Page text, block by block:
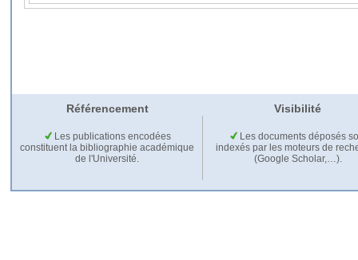
Référencement Visibilité
Les publications encodées
constituent la bibliographie académique
de l'Université.
Les documents déposés
indexés par les moteurs de
(Google Scholar,…).